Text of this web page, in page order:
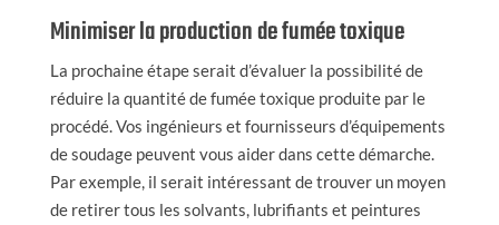
Minimiser la production de fumée toxique
La prochaine étape serait d’évaluer la possibilité de
réduire la quantité de fumée toxique produite par le
procédé. Vos ingénieurs et fournisseurs d’équipements
de soudage peuvent vous aider dans cette démarche.
Par exemple, il serait intéressant de trouver un moyen
de retirer tous les solvants, lubrifiants et peintures